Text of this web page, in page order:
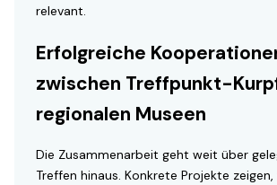
relevant.
Erfolgreiche
zwischen Treffpunkt-
regionalen Museen
Die Zusammenarbeit geht weit über
Treffen hinaus. Konkrete Projekte